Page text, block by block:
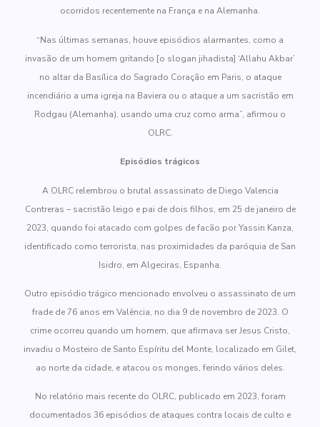
ocorridos recentemente na França e na Alemanha.
“Nas últimas semanas, houve episódios alarmantes, como a
invasão de um homem gritando [o slogan jihadista] ‘Allahu Akbar’
no altar da Basílica do Sagrado Coração em Paris, o ataque
incendiário a uma igreja na Baviera ou o ataque a um sacristão em
Rodgau (Alemanha), usando uma cruz como arma”, afirmou o
OLRC.
Episódios trágicos
A OLRC relembrou o brutal assassinato de Diego Valencia
Contreras – sacristão leigo e pai de dois filhos, em 25 de janeiro de
2023, quando foi atacado com golpes de facão por Yassin Kanza,
identificado como terrorista, nas proximidades da paróquia de San
Isidro, em Algeciras, Espanha.
Outro episódio trágico mencionado envolveu o assassinato de um
frade de 76 anos em Valência, no dia 9 de novembro de 2023. O
crime ocorreu quando um homem, que afirmava ser Jesus Cristo,
invadiu o Mosteiro de Santo Espíritu del Monte, localizado em Gilet,
ao norte da cidade, e atacou os monges, ferindo vários deles.
No relatório mais recente do OLRC, publicado em 2023, foram
documentados 36 episódios de ataques contra locais de culto e